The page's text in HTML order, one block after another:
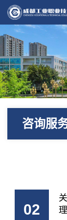
咨询服
02